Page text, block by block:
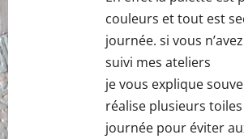
couleurs et tout est
journée. si vous
suivi mes ateliers
je vous explique
réalise plusieurs
journée pour éviter